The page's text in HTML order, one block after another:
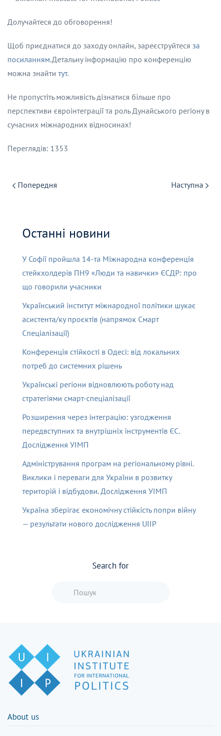
Долучайтеся до обговорення!
Щоб приєднатися до заходу онлайн, зареєструйтеся за
посиланням.Детальну інформацію про конференцію
можна знайти тут.
Не пропустіть можливість дізнатися більше про
перспективи євроінтеграції та роль Дунайського регіону в
сучасних міжнародних відносинах!
Переглядів: 1353
Попередня Наступна
Останні новини
У Софії пройшла 14-та Міжнародна конференція
стейкхолдерів ПН9 «Люди та навички» ЄСДР: про
що говорили учасники
Український інститут міжнародної політики шукає
асистента/ку проєктів (напрямок Смарт
Спеціалізації)
Конференція стійкості в Одесі: від локальних
потреб до системних рішень
Українські регіони відновлюють роботу над
стратегіями смарт-спеціалізації
Розширення через інтеграцію: узгодження
передвступних та внутрішніх інструментів ЄС.
Дослідження УІМП
Адміністрування програм на регіональному рівні.
Виклики і переваги для України в розвитку
територій і відбудови. Дослідження УІМП
Україна зберігає економічну стійкість попри війну
— результати нового дослідження UIIP
Search for
About us